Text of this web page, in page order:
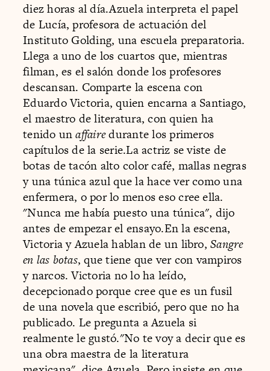
diez horas al día.Azuela interpreta el papel
de Lucía, profesora de actuación del
Instituto Golding, una escuela preparatoria.
Llega a uno de los cuartos que, mientras
filman, es el salón donde los profesores
descansan. Comparte la escena con
Eduardo Victoria, quien encarna a Santiago,
el maestro de literatura, con quien ha
tenido unaffairedurante los primeros
capítulos de la serie.La actriz se viste de
botas de tacón alto color café, mallas negras
y una túnica azul que la hace ver como una
enfermera, o por lo menos eso cree ella.
"Nunca me había puesto una túnica", dijo
antes de empezar el ensayo.En la escena,
Victoria y Azuela hablan de un libro,Sangre
en las botas, que tiene que ver con vampiros
y narcos. Victoria no lo ha leído,
decepcionado porque cree que es un fusil
de una novela que escribió, pero que no ha
publicado. Le pregunta a Azuela si
realmente le gustó."No te voy a decir que es
una obra maestra de la literatura